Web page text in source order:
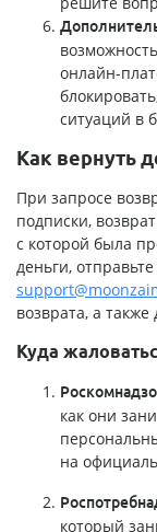
онлайн-
ситуаций в
Как вернуть
При запросе
подписки,
с которой была
деньги,
возврата, а
Куда
как они
на
который